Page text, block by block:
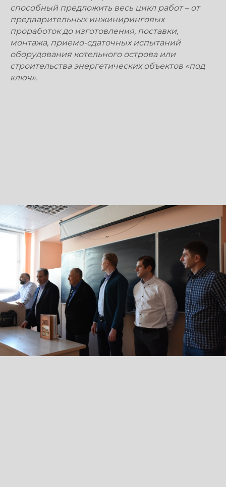
способный предложить весь цикл работ – от
предварительных инжиниринговых
проработок до изготовления, поставки,
монтажа, приемо-сдаточных испытаний
оборудования котельного острова или
строительства энергетических объектов «под
ключ».